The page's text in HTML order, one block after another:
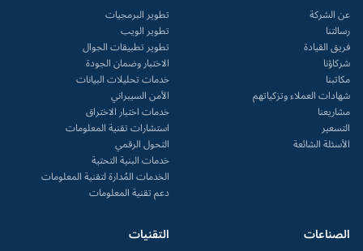
عن الشركة
رسالتنا
فريق القيادة
شركاؤنا
مكاتبنا
شهادات العملاء وتزكياتهم
مشاريعنا
التسعير
الأسئلة الشائعة
تطوير البرمجيات
تطوير الويب
تطوير تطبيقات الجوال
الاختبار وضمان الجودة
خدمات تحليلات البيانات
الأمن السيبراني
خدمات اختبار الاختراق
استشارات تقنية المعلومات
التحول الرقمي
خدمات البنية التحتية
الخدمات المُدارة لتقنية المعلومات
دعم تقنية المعلومات
الصناعات التقنيات